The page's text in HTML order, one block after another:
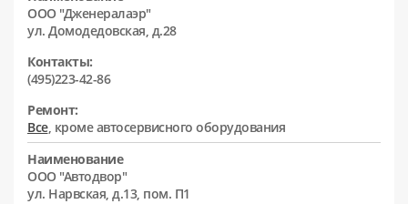
ООО "Дженералаэр"
ул. Домодедовская, д.28
Контакты:
(495)223-42-86
Ремонт:
Все, кроме автосервисного оборудования
Наименование
ООО "Автодвор"
ул. Нарвская, д.13, пом. П1